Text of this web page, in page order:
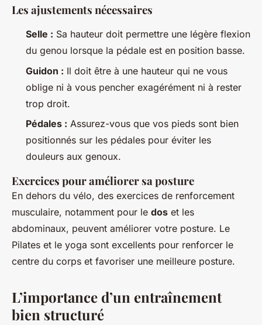
Les ajustements nécessaires
Selle : Sa hauteur doit permettre une légère flexion
du genou lorsque la pédale est en position basse.
Guidon : Il doit être à une hauteur qui ne vous
oblige ni à vous pencher exagérément ni à rester
trop droit.
Pédales : Assurez-vous que vos pieds sont bien
positionnés sur les pédales pour éviter les
douleurs aux genoux.
Exercices pour améliorer sa posture
En dehors du vélo, des exercices de renforcement
musculaire, notamment pour le dos et les
abdominaux, peuvent améliorer votre posture. Le
Pilates et le yoga sont excellents pour renforcer le
centre du corps et favoriser une meilleure posture.
L’importance d’un entraînement
bien structuré